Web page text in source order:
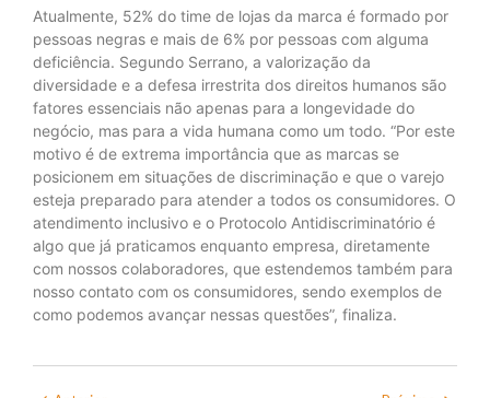
Atualmente, 52% do time de lojas da marca é formado por
pessoas negras e mais de 6% por pessoas com alguma
deficiência. Segundo Serrano, a valorização da
diversidade e a defesa irrestrita dos direitos humanos são
fatores essenciais não apenas para a longevidade do
negócio, mas para a vida humana como um todo. “Por este
motivo é de extrema importância que as marcas se
posicionem em situações de discriminação e que o varejo
esteja preparado para atender a todos os consumidores. O
atendimento inclusivo e o Protocolo Antidiscriminatório é
algo que já praticamos enquanto empresa, diretamente
com nossos colaboradores, que estendemos também para
nosso contato com os consumidores, sendo exemplos de
como podemos avançar nessas questões”, finaliza.